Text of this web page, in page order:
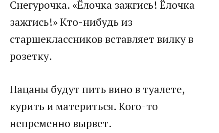
Снегурочка. «Ёлочка зажгись! Ёлочка
зажгись!» Кто-нибудь из
старшеклассников вставляет вилку в
розетку.
Пацаны будут пить вино в туалете,
курить и материться. Кого-то
непременно вырвет.